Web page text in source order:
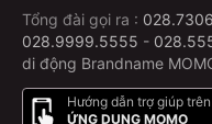
Tổng đài gọi ra :
028.9999.5555 -
di động Brandname
Hướng dẫn trợ giúp trên
ỨNG DỤNG MOMO